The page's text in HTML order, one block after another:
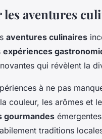
les aventures
aventures culinaires
expériences
qui révèlent la
à ne pas
couleur, les arômes et
gourmandes
traditions